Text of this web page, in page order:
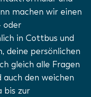
machen wir einen
oder
in Cottbus und
deine persönlichen
gleich alle Fragen
auch den weichen
bis zur